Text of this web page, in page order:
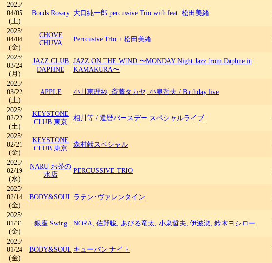
2025/
04/05
(土)
Bonds Rosary 大口純一郎 percussive Trio with feat. 松田美緒
2025/
04/04
(金)
CHOVE
CHUVA
Perccusive Trio + 松田美緒
2025/
03/24
(月)
JAZZ CLUB
DAPHNE
JAZZ ON THE WIND 〜MONDAY Night Jazz from Daphne in
KAMAKURA〜
2025/
03/22
(土)
APPLE 小川恵理紗, 斎藤タカヤ, 小泉哲夫 / Birthday live
2025/
02/22
(土)
KEYSTONE
CLUB 東京
相川等 / 還暦バースデー スペシャルライブ
2025/
02/21
(金)
KEYSTONE
CLUB 東京
森村献スペシャル
2025/
02/19
(水)
NARU お茶の
水店
PERCUSSIVE TRIO
2025/
02/14
(金)
BODY&SOUL ラテン･ヴァレンタイン
2025/
01/31
(金)
銀座 Swing NORA, 佐野聡, あびる竜太, 小泉哲夫, 伊波淑, 鈴木ヨシロー
2025/
01/24
(金)
BODY&SOUL キューバン ナイト